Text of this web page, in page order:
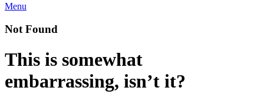
Menu
Not Found
This is somewhat
embarrassing, isn’t it?